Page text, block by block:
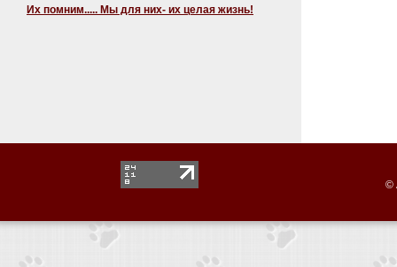
Их помним..... Мы для них- их целая жизнь!
©